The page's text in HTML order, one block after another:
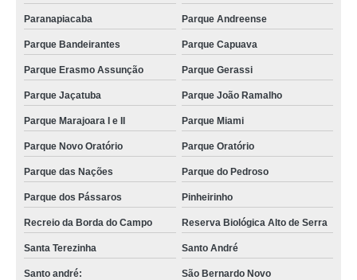
Paranapiacaba Parque Andreense
Parque Bandeirantes Parque Capuava
Parque Erasmo Assunção Parque Gerassi
Parque Jaçatuba Parque João Ramalho
Parque Marajoara I e II Parque Miami
Parque Novo Oratório Parque Oratório
Parque das Nações Parque do Pedroso
Parque dos Pássaros Pinheirinho
Recreio da Borda do Campo Reserva Biológica Alto de Serra
Santa Terezinha Santo André
Santo andré: São Bernardo Novo